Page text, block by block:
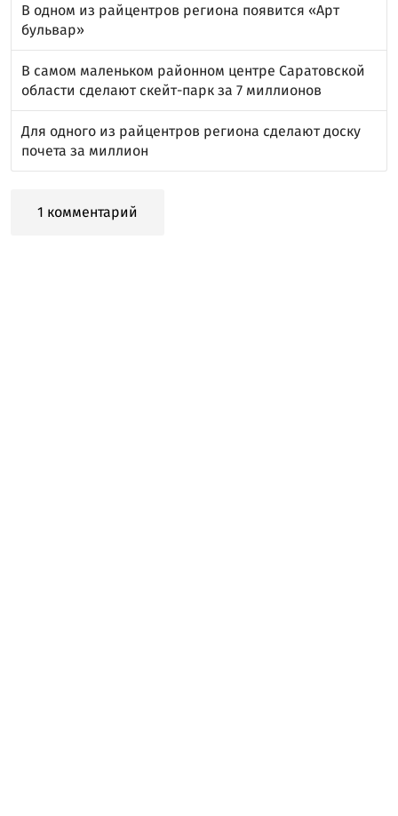
В одном из райцентров региона появится «Арт
бульвар»
В самом маленьком районном центре Саратовской
области сделают скейт-парк за 7 миллионов
Для одного из райцентров региона сделают доску
почета за миллион
1 комментарий